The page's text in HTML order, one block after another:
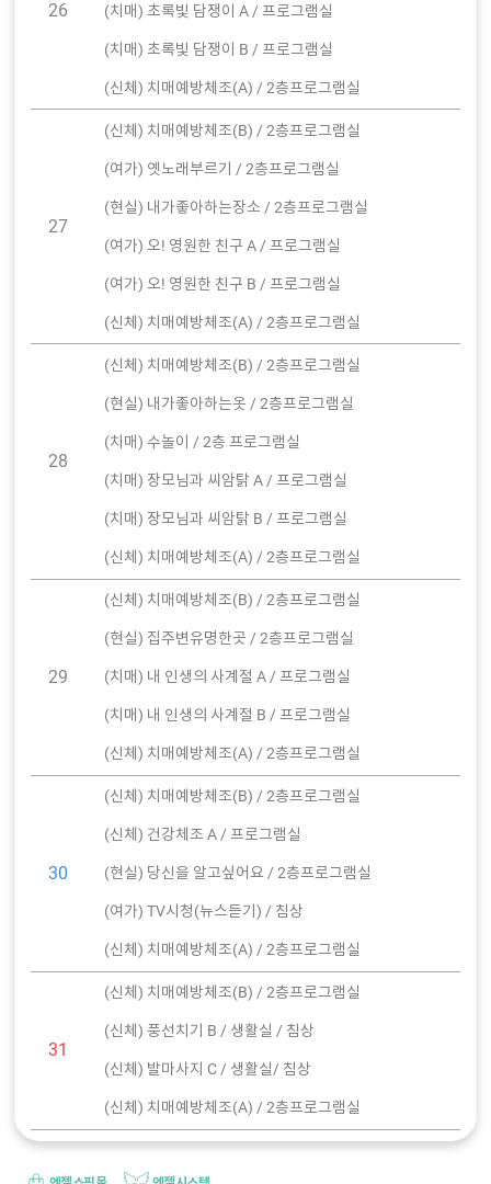
26 (치매) 초록빛 담쟁이 A / 프로그램실
(치매) 초록빛 담쟁이 B / 프로그램실
(신체) 치매예방체조(A) / 2층프로그램실
27
(신체) 치매예방체조(B) / 2층프로그램실
(여가) 옛노래부르기 / 2층프로그램실
(현실) 내가좋아하는장소 / 2층프로그램실
(여가) 오! 영원한 친구 A / 프로그램실
(여가) 오! 영원한 친구 B / 프로그램실
(신체) 치매예방체조(A) / 2층프로그램실
28
(신체) 치매예방체조(B) / 2층프로그램실
(현실) 내가좋아하는옷 / 2층프로그램실
(치매) 수놀이 / 2층 프로그램실
(치매) 장모님과 씨암탉 A / 프로그램실
(치매) 장모님과 씨암탉 B / 프로그램실
(신체) 치매예방체조(A) / 2층프로그램실
29
(신체) 치매예방체조(B) / 2층프로그램실
(현실) 집주변유명한곳 / 2층프로그램실
(치매) 내 인생의 사계절 A / 프로그램실
(치매) 내 인생의 사계절 B / 프로그램실
(신체) 치매예방체조(A) / 2층프로그램실
30
(신체) 치매예방체조(B) / 2층프로그램실
(신체) 건강체조 A / 프로그램실
(현실) 당신을 알고싶어요 / 2층프로그램실
(여가) TV시청(뉴스듣기) / 침상
(신체) 치매예방체조(A) / 2층프로그램실
31
(신체) 치매예방체조(B) / 2층프로그램실
(신체) 풍선치기 B / 생활실 / 침상
(신체) 발마사지 C / 생활실/ 침상
(신체) 치매예방체조(A) / 2층프로그램실